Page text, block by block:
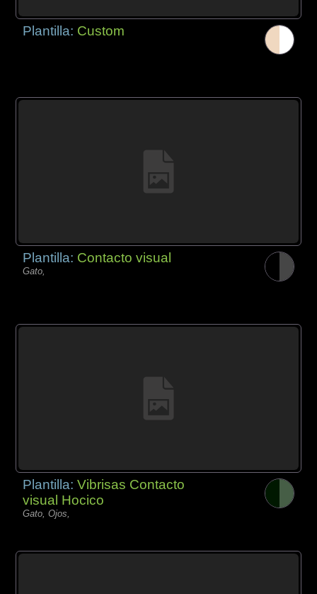
Plantilla: Custom
Plantilla: Contacto visual
Gato,
Plantilla:Vibrisas Contacto
visual Hocico
Gato, Ojos,